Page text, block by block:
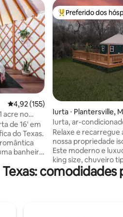
4,92 de uma avaliação média de 5,
4,92 (155)
acre no
de 16' em
do Texas.
banheira
pôr do sol,
Entre os melhores
Preferido dos
Iurta ⋅ Plantersville,
mery
Iurta, ar-
hidromassagem,
enorme, fogueira,
Relaxe e recarregue
nossa propriedade
Este moderno e
king size, chuveiro
separado, ar-
ROKU, geladeira,
Texas: